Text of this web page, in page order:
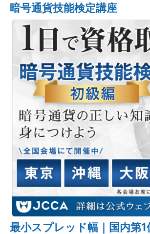
暗号通貨技能検定講座
最小スプレッド幅｜国内第1